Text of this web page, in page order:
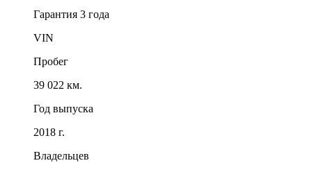
Гарантия 3 года
VIN
Пробег
39 022 км.
Год выпуска
2018 г.
Владельцев